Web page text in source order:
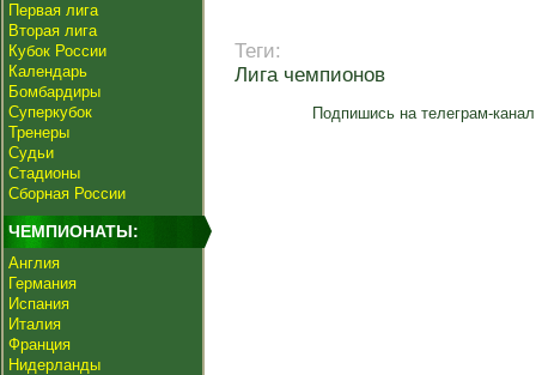
Первая лига
Вторая лига
Кубок России
Календарь
Бомбардиры
Суперкубок
Тренеры
Судьи
Стадионы
Сборная России
ЧЕМПИОНАТЫ:
Англия
Германия
Испания
Италия
Франция
Нидерланды
Теги:
Лига чемпионов
Подпишись на телеграм-